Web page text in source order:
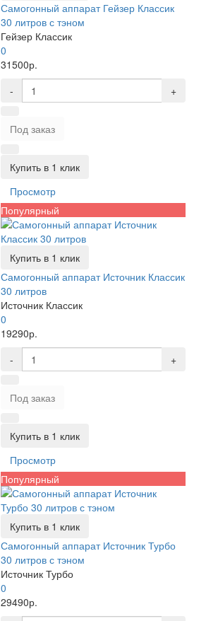
Самогонный аппарат Гейзер Классик
30 литров с тэном
Гейзер Классик
0
31500р.
-
+
Под заказ
Купить в 1 клик
Просмотр
Популярный
Купить в 1 клик
Самогонный аппарат Источник Классик
30 литров
Источник Классик
0
19290р.
-
+
Под заказ
Купить в 1 клик
Просмотр
Популярный
Купить в 1 клик
Самогонный аппарат Источник Турбо
30 литров с тэном
Источник Турбо
0
29490р.